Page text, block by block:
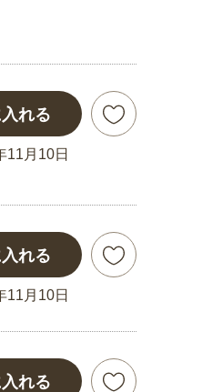
れる
11月10日
れる
11月10日
れる